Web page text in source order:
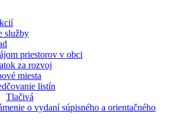
služby
priestorov v obci
za rozvoj
miesta
listín
Tlačivá
o vydaní súpisného a orientačného